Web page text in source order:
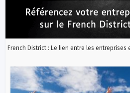
French District : Le lien entre les entreprises